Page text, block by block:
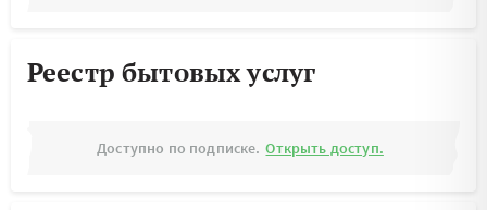
Реестр бытовых услуг
Доступно по подписке. Открыть доступ.